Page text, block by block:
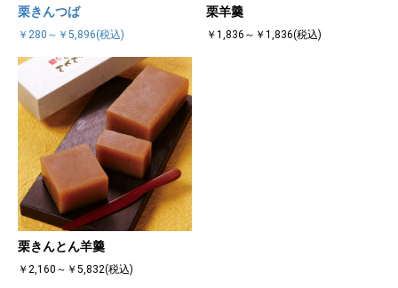
栗きんつば
￥280～￥5,896(税込)
栗羊羹
￥1,836～￥1,836(税込)
栗きんとん羊羹
￥2,160～￥5,832(税込)